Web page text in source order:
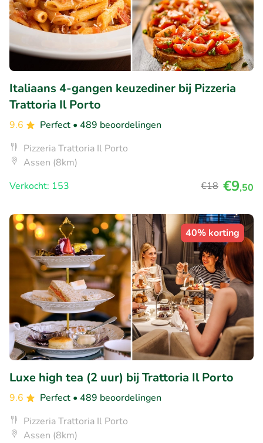
Italiaans 4-gangen keuzediner bij Pizzeria
Trattoria Il Porto
9.6 Perfect • 489 beoordelingen
Pizzeria Trattoria Il Porto
Assen (8km)
Verkocht: 153
€18 €9,50
40% korting
Luxe high tea (2 uur) bij Trattoria Il Porto
9.6 Perfect • 489 beoordelingen
Pizzeria Trattoria Il Porto
Assen (8km)